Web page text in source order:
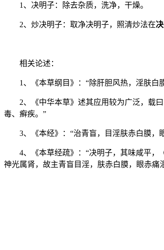
1、决明子：除去杂质，洗净，干燥。
2、炒决明子：取净决明子，照清炒法在
相关论述：
1、《本草纲目》：“除肝胆风热，淫肤白
2、《中华本草》述其应用较为广泛，载
毒、癣疾。”
3、《本经》：“治青盲，目淫肤赤白膜，
4、《本草经疏》：“决明子，其味咸平
神光属肾，故主青盲目淫，肤赤白膜，眼赤痛